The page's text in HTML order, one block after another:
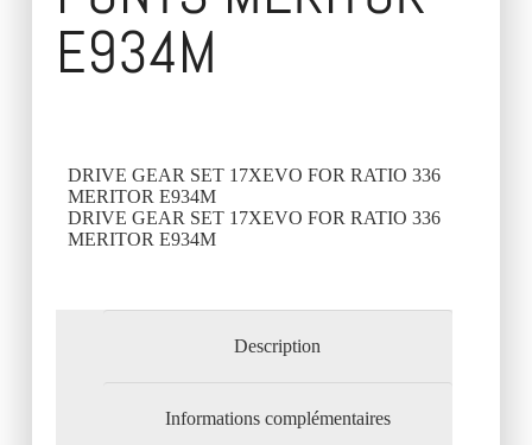
E934M
DRIVE GEAR SET 17XEVO FOR RATIO 336
MERITOR E934M
DRIVE GEAR SET 17XEVO FOR RATIO 336
MERITOR E934M
Description
Informations complémentaires